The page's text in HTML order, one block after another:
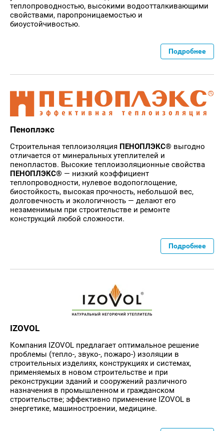
теплопроводностью, высокими водоотталкивающими
свойствами, паропроницаемостью и
биоустойчивостью.
Подробнее
Пеноплэкс
Строительная теплоизоляция ПЕНОПЛЭКС® выгодно
отличается от минеральных утеплителей и
пенопластов. Высокие теплоизоляционные свойства
ПЕНОПЛЭКС® — низкий коэффициент
теплопроводности, нулевое водопоглощение,
биостойкость, высокая прочность, небольшой вес,
долговечность и экологичность — делают его
незаменимым при строительстве и ремонте
конструкций любой сложности.
Подробнее
IZOVOL
Компания IZOVOL предлагает оптимальное решение
проблемы (тепло-, звуко-, пожаро-) изоляции в
строительных изделиях, конструкциях и системах,
применяемых в новом строительстве и при
реконструкции зданий и сооружений различного
назначения в промышленном и гражданском
строительстве; эффективно применение IZOVOL в
энергетике, машиностроении, медицине.